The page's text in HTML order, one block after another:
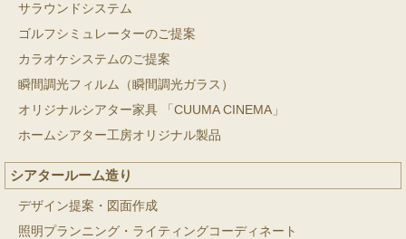
サラウンドシステム
ゴルフシミュレーターのご提案
カラオケシステムのご提案
瞬間調光フィルム（瞬間調光ガラス）
オリジナルシアター家具 「CUUMA CINEMA」
ホームシアター工房オリジナル製品
シアタールーム造り
デザイン提案・図面作成
照明プランニング・ライティングコーディネート